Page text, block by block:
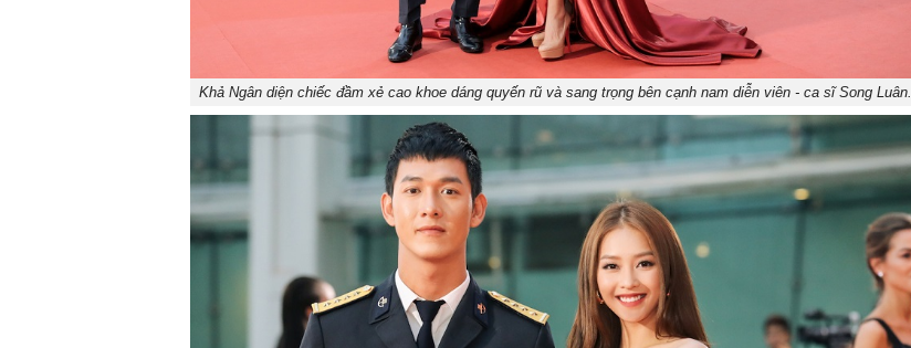
Khả Ngân diện chiếc đầm xẻ cao khoe dáng quyến rũ và sang trọng bên cạnh nam diễn viên - ca sĩ Song Luân.